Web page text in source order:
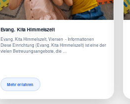
Evang. Kita Himmelszelt
Evang. Kita Himmelszelt, Viersen - Informationen
Diese Einrichtung (Evang. Kita Himmelszelt) ist eine der
vielen Betreuungsangebote, die …
Mehr erfahren